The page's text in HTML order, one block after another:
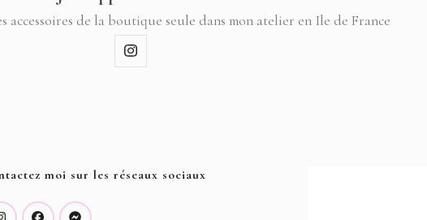
accessoires de la boutique seule dans mon atelier en Ile de France
moi sur les réseaux sociaux